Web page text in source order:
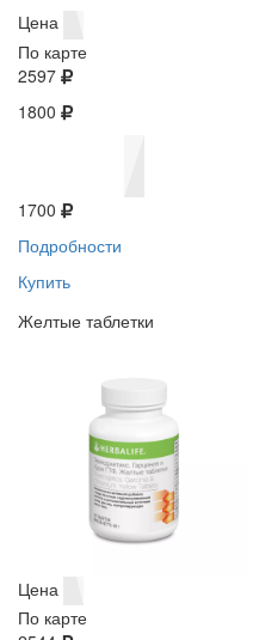
Цена
По карте
2597
1800
1700
Подробности
Купить
Желтые таблетки
Цена
По карте